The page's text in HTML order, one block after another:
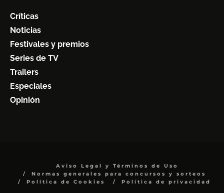
Críticas
Noticias
Festivales y premios
Series de TV
Trailers
Especiales
Opinión
Aviso Legal y Términos de Uso
Normas generales para concursos y sorteos
Política de Cookies
Política de privacidad